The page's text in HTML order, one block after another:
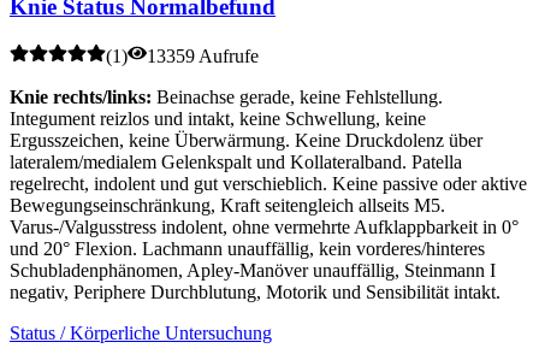
Knie Status Normalbefund
(1)
13359 Aufrufe
Knie rechts/links: Beinachse gerade, keine Fehlstellung.
Integument reizlos und intakt, keine Schwellung, keine
Ergusszeichen, keine Überwärmung. Keine Druckdolenz über
lateralem/medialem Gelenkspalt und Kollateralband. Patella
regelrecht, indolent und gut verschieblich. Keine passive oder aktive
Bewegungseinschränkung, Kraft seitengleich allseits M5.
Varus-/Valgusstress indolent, ohne vermehrte Aufklappbarkeit in 0°
und 20° Flexion. Lachmann unauffällig, kein vorderes/hinteres
Schubladenphänomen, Apley-Manöver unauffällig, Steinmann I
negativ, Periphere Durchblutung, Motorik und Sensibilität intakt.
Status / Körperliche Untersuchung